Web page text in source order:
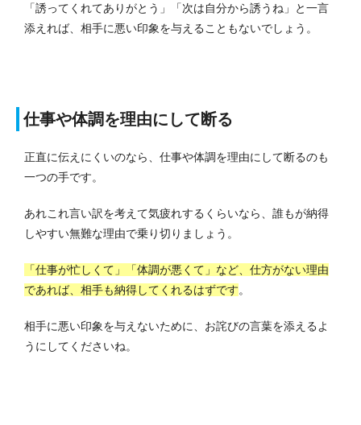
「誘ってくれてありがとう」「次は自分から誘うね」と一言
添えれば、相手に悪い印象を与えることもないでしょう。
仕事や体調を理由にして断る
正直に伝えにくいのなら、仕事や体調を理由にして断るのも
一つの手です。
あれこれ言い訳を考えて気疲れするくらいなら、誰もが納得
しやすい無難な理由で乗り切りましょう。
「仕事が忙しくて」「体調が悪くて」など、仕方がない理由
であれば、相手も納得してくれるはずです。
相手に悪い印象を与えないために、お詫びの言葉を添えるよ
うにしてくださいね。